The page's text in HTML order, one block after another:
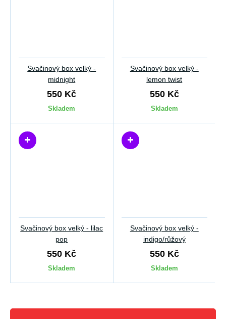
Svačinový box velký -
midnight
550 Kč
Skladem
Svačinový box velký -
lemon twist
550 Kč
Skladem
Svačinový box velký - lilac
pop
550 Kč
Skladem
Svačinový box velký -
indigo/růžový
550 Kč
Skladem